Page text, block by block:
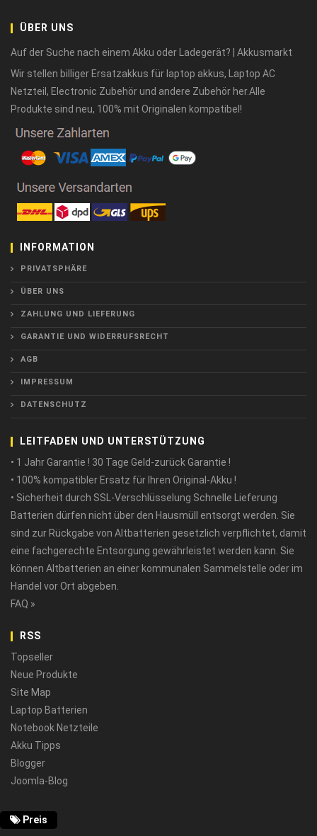
ÜBER UNS
Auf der Suche nach einem Akku oder Ladegerät? | Akkusmarkt
Wir stellen billiger Ersatzakkus für laptop akkus, Laptop AC
Netzteil, Electronic Zubehör und andere Zubehör her.Alle
Produkte sind neu, 100% mit Originalen kompatibel!
INFORMATION
PRIVATSPHÄRE
ÜBER UNS
ZAHLUNG UND LIEFERUNG
GARANTIE UND WIDERRUFSRECHT
AGB
IMPRESSUM
DATENSCHUTZ
LEITFADEN UND UNTERSTÜTZUNG
• 1 Jahr Garantie ! 30 Tage Geld-zurück Garantie !
• 100% kompatibler Ersatz für Ihren Original-Akku !
• Sicherheit durch SSL-Verschlüsselung Schnelle Lieferung
Batterien dürfen nicht über den Hausmüll entsorgt werden. Sie
sind zur Rückgabe von Altbatterien gesetzlich verpflichtet, damit
eine fachgerechte Entsorgung gewährleistet werden kann. Sie
können Altbatterien an einer kommunalen Sammelstelle oder im
Handel vor Ort abgeben.
FAQ »
RSS
Topseller
Neue Produkte
Site Map
Laptop Batterien
Notebook Netzteile
Akku Tipps
Blogger
Joomla-Blog
Preis